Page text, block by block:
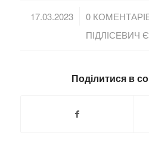
17.03.2023
/ 0 /
ПІДЛІСЕВИЧ
Поділитися в